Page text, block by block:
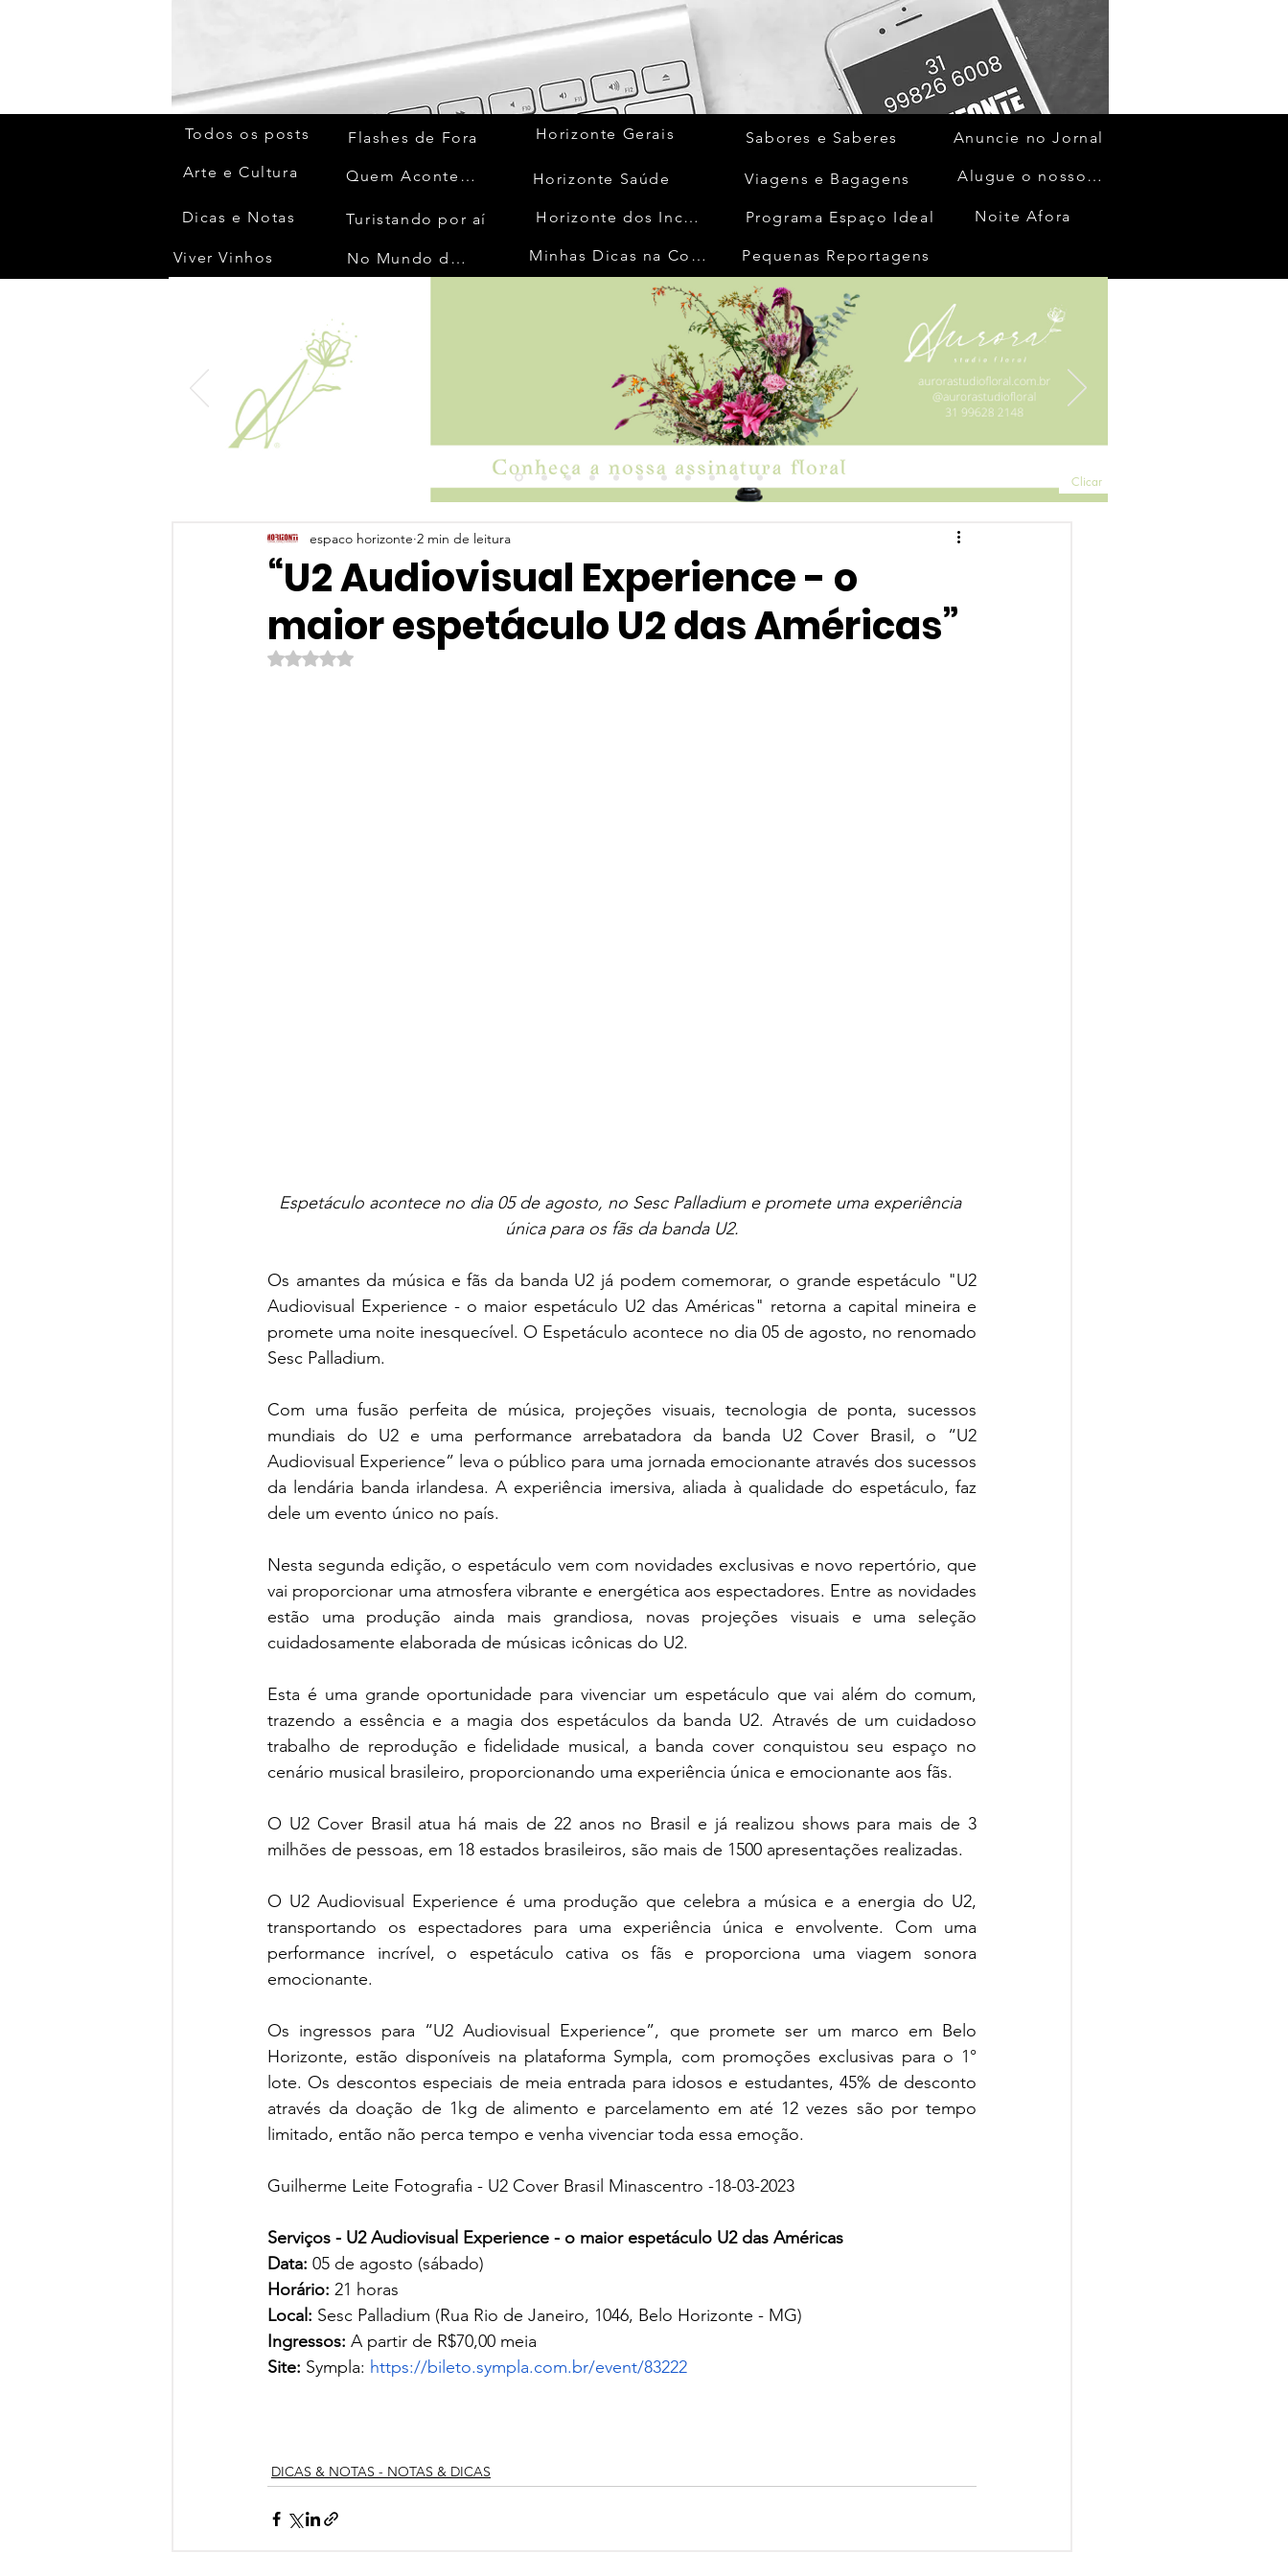
Todos os posts
Arte e Cultura
Dicas e Notas
Viver Vinhos
Flashes de Fora
Quem Acontece
Turistando por aí
No Mundo da Moda
Horizonte Gerais
Horizonte Saúde
Horizonte dos Inconfidentes
Minhas Dicas na Cozinha
Sabores e Saberes
Viagens e Bagagens
Programa Espaço Ideal
Anuncie no Jornal
Alugue o nosso espaço
Noite Afora
Pequenas Reportagens
Clicar
“U2 Audiovisual Experience - o
maior espetáculo U2 das Américas”
espaco horizonte 2 min de leitura
Avaliado com NaN de 5 estrelas.
Espetáculo acontece no dia 05 de agosto, no Sesc Palladium e promete uma experiência
única para os fãs da banda U2.
Os amantes da música e fãs da banda U2 já podem comemorar, o grande espetáculo "U2
Audiovisual Experience - o maior espetáculo U2 das Américas" retorna a capital mineira e
promete uma noite inesquecível. O Espetáculo acontece no dia 05 de agosto, no renomado
Sesc Palladium.
Com uma fusão perfeita de música, projeções visuais, tecnologia de ponta, sucessos
mundiais do U2 e uma performance arrebatadora da banda U2 Cover Brasil, o “U2
Audiovisual Experience” leva o público para uma jornada emocionante através dos sucessos
da lendária banda irlandesa. A experiência imersiva, aliada à qualidade do espetáculo, faz
dele um evento único no país.
Nesta segunda edição, o espetáculo vem com novidades exclusivas e novo repertório, que
vai proporcionar uma atmosfera vibrante e energética aos espectadores. Entre as novidades
estão uma produção ainda mais grandiosa, novas projeções visuais e uma seleção
cuidadosamente elaborada de músicas icônicas do U2.
Esta é uma grande oportunidade para vivenciar um espetáculo que vai além do comum,
trazendo a essência e a magia dos espetáculos da banda U2. Através de um cuidadoso
trabalho de reprodução e fidelidade musical, a banda cover conquistou seu espaço no
cenário musical brasileiro, proporcionando uma experiência única e emocionante aos fãs.
O U2 Cover Brasil atua há mais de 22 anos no Brasil e já realizou shows para mais de 3
milhões de pessoas, em 18 estados brasileiros, são mais de 1500 apresentações realizadas.
O U2 Audiovisual Experience é uma produção que celebra a música e a energia do U2,
transportando os espectadores para uma experiência única e envolvente. Com uma
performance incrível, o espetáculo cativa os fãs e proporciona uma viagem sonora
emocionante.
Os ingressos para “U2 Audiovisual Experience”, que promete ser um marco em Belo
Horizonte, estão disponíveis na plataforma Sympla, com promoções exclusivas para o 1°
lote. Os descontos especiais de meia entrada para idosos e estudantes, 45% de desconto
através da doação de 1kg de alimento e parcelamento em até 12 vezes são por tempo
limitado, então não perca tempo e venha vivenciar toda essa emoção.
Guilherme Leite Fotografia - U2 Cover Brasil Minascentro -18-03-2023
Serviços - U2 Audiovisual Experience - o maior espetáculo U2 das Américas
Data: 05 de agosto (sábado)
Horário: 21 horas
Local: Sesc Palladium (Rua Rio de Janeiro, 1046, Belo Horizonte - MG)
Ingressos: A partir de R$70,00 meia
Site: Sympla: https://bileto.sympla.com.br/event/83222
DICAS & NOTAS - NOTAS & DICAS